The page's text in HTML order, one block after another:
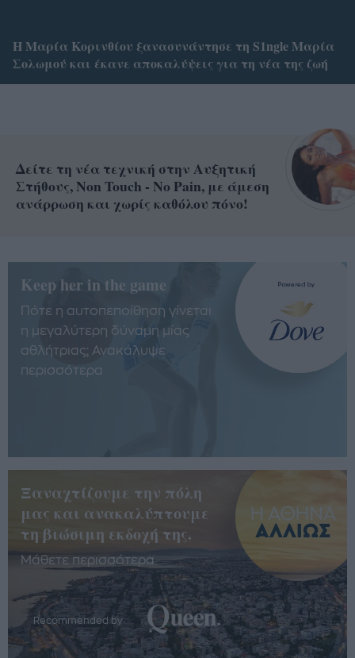
Η Μαρία Κορινθίου ξανασυνάντησε τη S1ngle Μαρία
Σολωμού και έκανε αποκαλύψεις για τη νέα της ζωή
Δείτε τη νέα τεχνική στην Αυξητική
Στήθους, Non Touch - No Pain, με άμεση
ανάρρωση και χωρίς καθόλου πόνο!
Keep her in the game
Πότε η αυτοπεποίθηση γίνεται
η μεγαλύτερη δύναμη μίας
αθλήτριας; Ανακάλυψε
περισσότερα
Ξαναχτίζουμε την πόλη
μας και ανακαλύπτουμε
τη βιώσιμη εκδοχή της.
Μάθετε περισσότερα
Recommended by